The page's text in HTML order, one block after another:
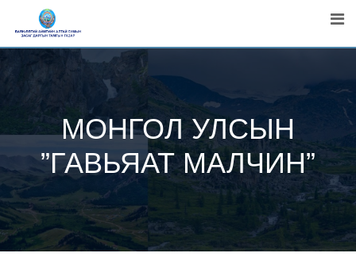
МОНГОЛ УЛСЫН
”ГАВЬЯАТ МАЛЧИН”